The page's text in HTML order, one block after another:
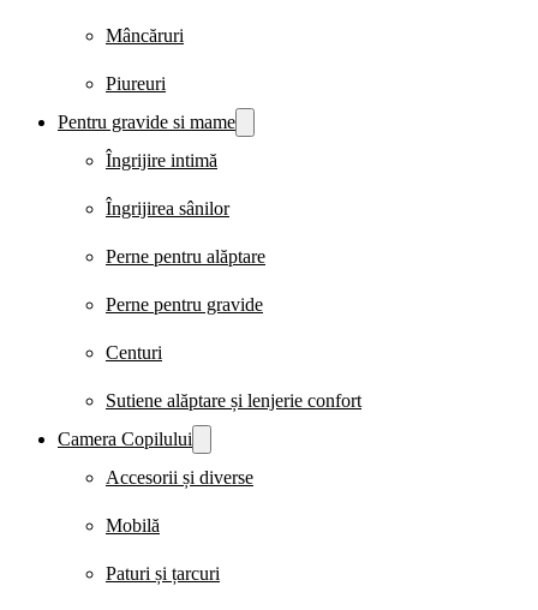
Mâncăruri
Piureuri
Pentru gravide si mame
Îngrijire intimă
Îngrijirea sânilor
Perne pentru alăptare
Perne pentru gravide
Centuri
Sutiene alăptare și lenjerie confort
Camera Copilului
Accesorii și diverse
Mobilă
Paturi și țarcuri